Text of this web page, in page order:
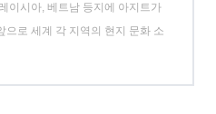
이시아, 베트남 등지에 아지트가
으로 세계 각 지역의 현지 문화 소